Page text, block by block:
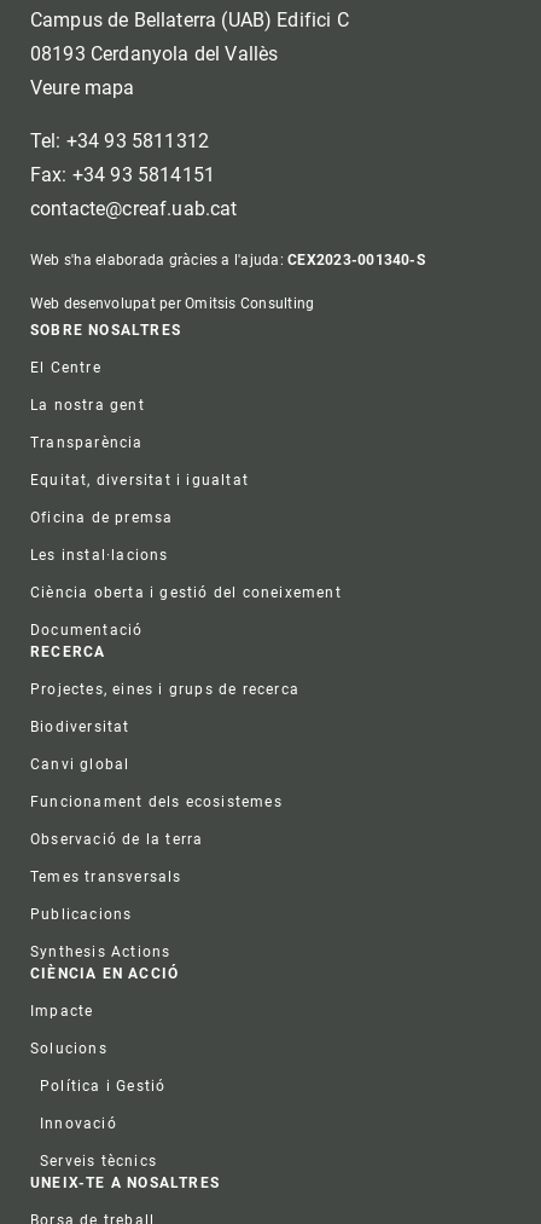
Campus de Bellaterra (UAB) Edifici C
08193 Cerdanyola del Vallès
Veure mapa
Tel: +34 93 5811312
Fax: +34 93 5814151
contacte@creaf.uab.cat
Web s'ha elaborada gràcies a l'ajuda:CEX2023-001340-S
Web desenvolupat per Omitsis Consulting
Footer
SOBRE NOSALTRES
El Centre
La nostra gent
Transparència
Equitat, diversitat i igualtat
Oficina de premsa
Les instal·lacions
Ciència oberta i gestió del coneixement
Documentació
RECERCA
Projectes, eines i grups de recerca
Biodiversitat
Canvi global
Funcionament dels ecosistemes
Observació de la terra
Temes transversals
Publicacions
Synthesis Actions
CIÈNCIA EN ACCIÓ
Impacte
Solucions
Política i Gestió
Innovació
Serveis tècnics
UNEIX-TE A NOSALTRES